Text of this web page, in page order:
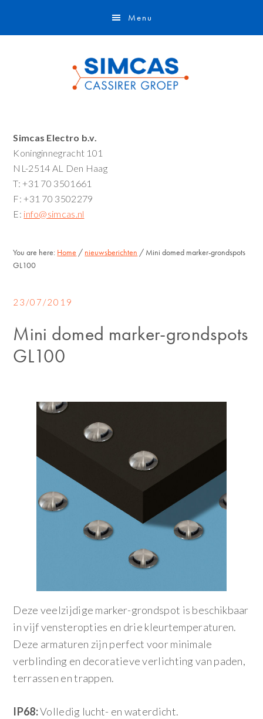
Menu
Primaire
Sidebar
Simcas Electro b.v.
Koninginnegracht 101
NL-2514 AL Den Haag
T: +31 70 3501661
F: +31 70 3502279
E: info@simcas.nl
You are here: Home / nieuwsberichten / Mini domed marker-grondspots
GL100
23/07/2019
Mini domed marker-grondspots
GL100
Deze veelzijdige marker-grondspot is beschikbaar
in vijf vensteropties en drie kleurtemperaturen.
Deze armaturen zijn perfect voor minimale
verblinding en decoratieve verlichting van paden,
terrassen en trappen.
IP68:Volledig lucht- en waterdicht.